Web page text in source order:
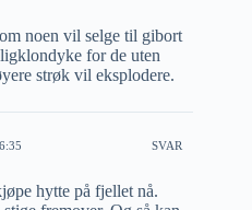
noen vil selge til gibort
for de uten
strøk vil eksplodere.
SVAR
hytte på fjellet nå.